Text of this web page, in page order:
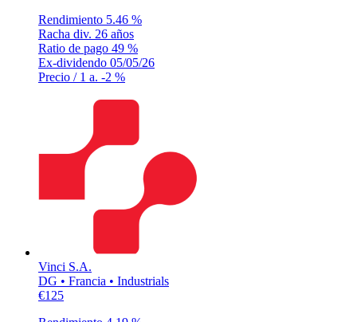
Rendimiento 5.46 %
Racha div. 26 años
Ratio de pago 49 %
Ex-dividendo 05/05/26
Precio / 1 a. -2 %
Vinci S.A.
DG • Francia • Industrials
€125